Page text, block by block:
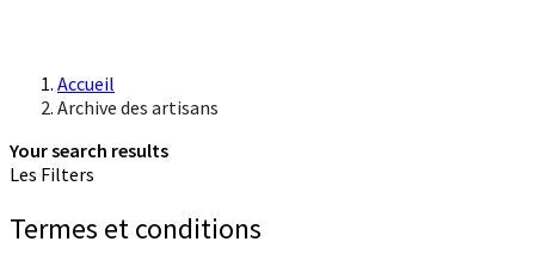
Accueil
Archive des artisans
Your search results
Les Filters
Termes et conditions